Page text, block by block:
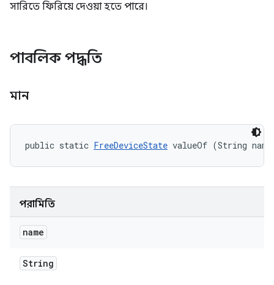
সারিতে ফিরিয়ে দেওয়া হতে পারে।
পাবলিক পদ্ধতি
মান
public static FreeDeviceState valueOf (String
পরামিতি
name
String